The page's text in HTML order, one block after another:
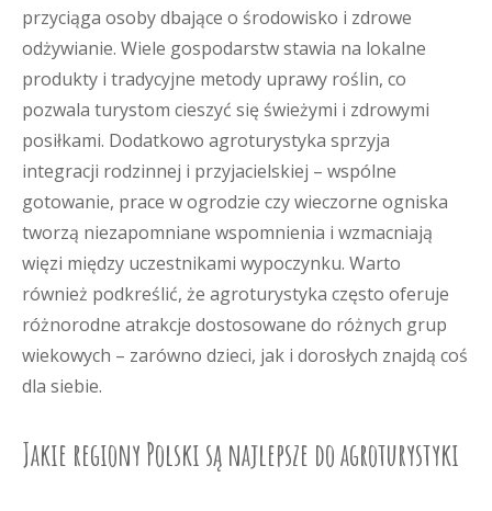
przyciąga osoby dbające o środowisko i zdrowe
odżywianie. Wiele gospodarstw stawia na lokalne
produkty i tradycyjne metody uprawy roślin, co
pozwala turystom cieszyć się świeżymi i zdrowymi
posiłkami. Dodatkowo agroturystyka sprzyja
integracji rodzinnej i przyjacielskiej – wspólne
gotowanie, prace w ogrodzie czy wieczorne ogniska
tworzą niezapomniane wspomnienia i wzmacniają
więzi między uczestnikami wypoczynku. Warto
również podkreślić, że agroturystyka często oferuje
różnorodne atrakcje dostosowane do różnych grup
wiekowych – zarówno dzieci, jak i dorosłych znajdą coś
dla siebie.
Jakie regiony Polski są najlepsze do agroturystyki